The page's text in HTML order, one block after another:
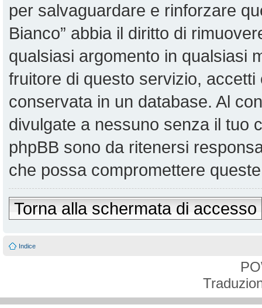
per salvaguardare e rinforzare
Bianco” abbia il diritto di
qualsiasi argomento in qualsiasi
fruitore di questo servizio,
conservata in un database. Al
divulgate a nessuno senza il tuo
phpBB sono da ritenersi
che possa compromettere
Torna alla schermata di accesso
Indice